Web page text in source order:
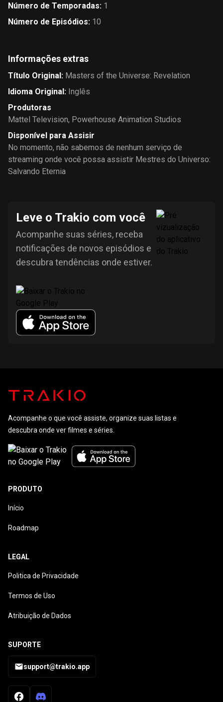
Número de Temporadas: 1
Número de Episódios: 10
Informações extras
Título Original: Masters of the Universe: Revelation
Idioma Original: Inglês
Produtoras
Mattel Television, Powerhouse Animation Studios
Disponível para Assisir
No momento, não sabemos de nenhum serviço de
streaming onde você possa assistir Mestres do Universo:
Salvando Eternia
Leve o Trakio com você
Acompanhe suas séries, receba
notificações de novos episódios e
descubra tendências onde estiver.
Acompanhe o que você assiste, organize suas listas e
descubra onde ver filmes e séries.
PRODUTO
Início
Roadmap
LEGAL
Politica de Privacidade
Termos de Uso
Atribuição de Dados
SUPORTE
support@trakio.app